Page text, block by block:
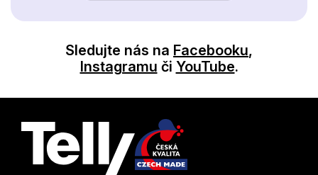
Sledujte nás na Facebooku,
Instagramu či YouTube.